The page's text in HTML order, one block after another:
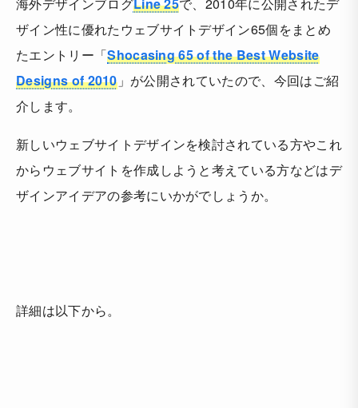
ザイン性に優れたウェブサイトデザイン65個をまとめ
たエントリー「Shocasing 65 of the Best Website
Designs of 2010」が公開されていたので、今回はご紹
介します。
新しいウェブサイトデザインを検討されている方やこれ
からウェブサイトを作成しようと考えている方などはデ
ザインアイデアの参考にいかがでしょうか。
詳細は以下から。